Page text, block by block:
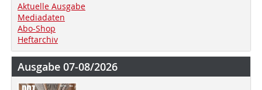
Aktuelle Ausgabe
Mediadaten
Abo-Shop
Heftarchiv
Ausgabe 07-08/2026